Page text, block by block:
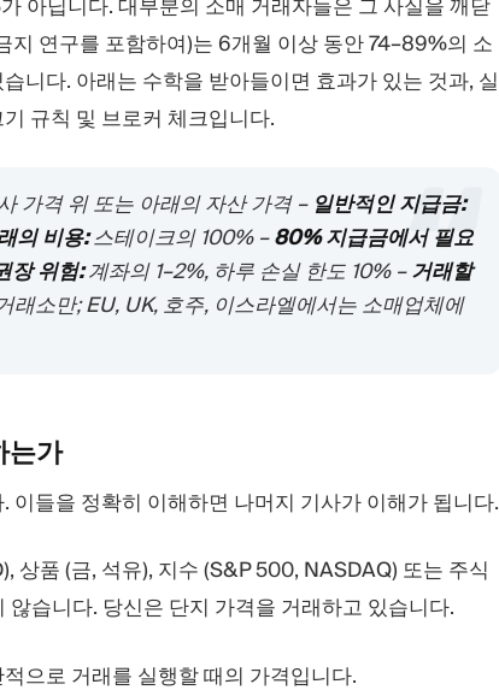
아닙니다. 대부분의 소매 거래자들은 그 사실을 깨닫
지 연구를 포함하여)는 6개월 이상 동안 74–89%의 소
니다. 아래는 수학을 받아들이면 효과가 있는 것과, 실
규칙 및 브로커 체크입니다.
가격 위 또는 아래의 자산 가격 – 일반적인 지급금:
의 비용:스테이크의 100% –80% 지급금에서 필요
장 위험:계좌의 1–2%, 하루 손실 한도 10% –거래할
소만; EU, UK, 호주, 이스라엘에서는 소매업체에
는가
이들을 정확히 이해하면 나머지 기사가 이해가 됩니다.
품 (금, 석유), 지수 (S&P 500, NASDAQ) 또는 주식
습니다. 당신은 단지 가격을 거래하고 있습니다.
으로 거래를 실행할 때의 가격입니다.